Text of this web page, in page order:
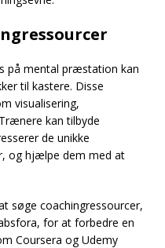
på mental præstation kan
til kastere. Disse
visualisering,
kan tilbyde
de unikke
og hjælpe dem med at
søge coachingressourcer,
for at forbedre en
Coursera og Udemy